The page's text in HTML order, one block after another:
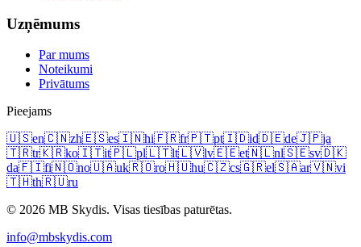
Uzņēmums
Par mums
Noteikumi
Privātums
Pieejams
🇺🇸en🇨🇳zh🇪🇸es🇮🇳hi🇫🇷fr🇵🇹pt🇮🇩id🇩🇪de🇯🇵ja
🇹🇷tr🇰🇷ko🇮🇹it🇵🇱pl🇱🇹lt🇱🇻lv🇪🇪et🇳🇱nl🇸🇪sv🇩🇰
da🇫🇮fi🇳🇴no🇺🇦uk🇷🇴ro🇭🇺hu🇨🇿cs🇬🇷el🇸🇦ar🇻🇳vi
🇹🇭th🇷🇺ru
© 2026 MB Skydis. Visas tiesības paturētas.
info@mbskydis.com